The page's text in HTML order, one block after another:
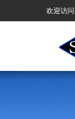
欢迎访